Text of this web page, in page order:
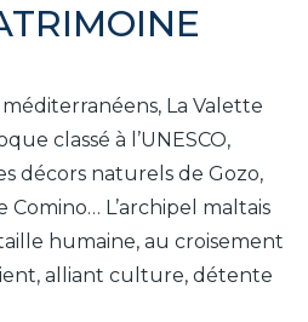
En Fr
La Valette
classé à l’UNESCO,
décors naturels de Gozo,
Comino… L’archipel maltais
humaine, au croisement
alliant culture, détente